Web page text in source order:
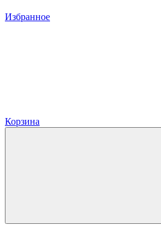
Избранное
Корзина